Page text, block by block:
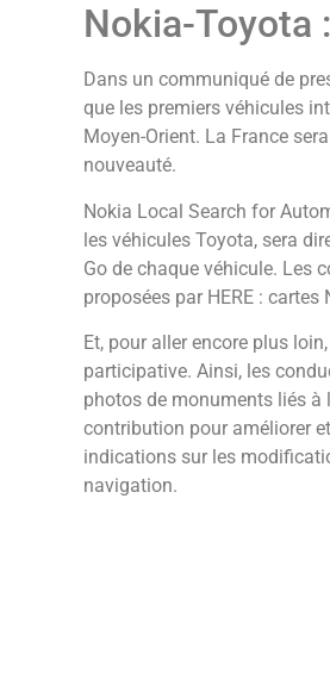
Nokia-Toyota
Dans un communiqué de
que les premiers véhicules
Moyen-Orient. La France
nouveauté.
Nokia Local Search for
les véhicules Toyota, sera
Go de chaque véhicule. Les
proposées par HERE :
Et, pour aller encore plus
participative. Ainsi, les
photos de monuments liés à
contribution pour améliorer
indications sur les
navigation.